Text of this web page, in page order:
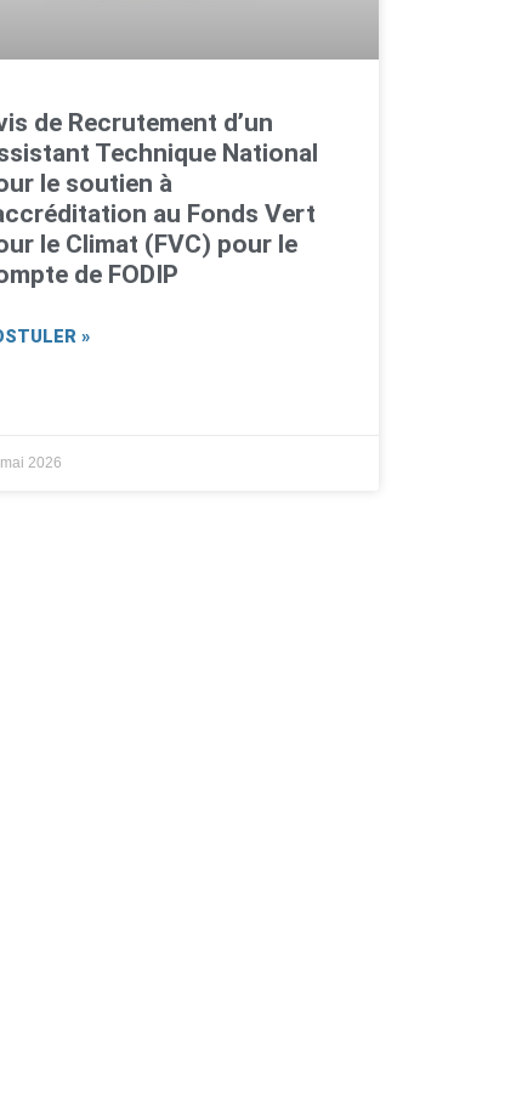
de Recrutement d’un
Technique National
le soutien à
au Fonds Vert
le Climat (FVC) pour le
de FODIP
»
2026